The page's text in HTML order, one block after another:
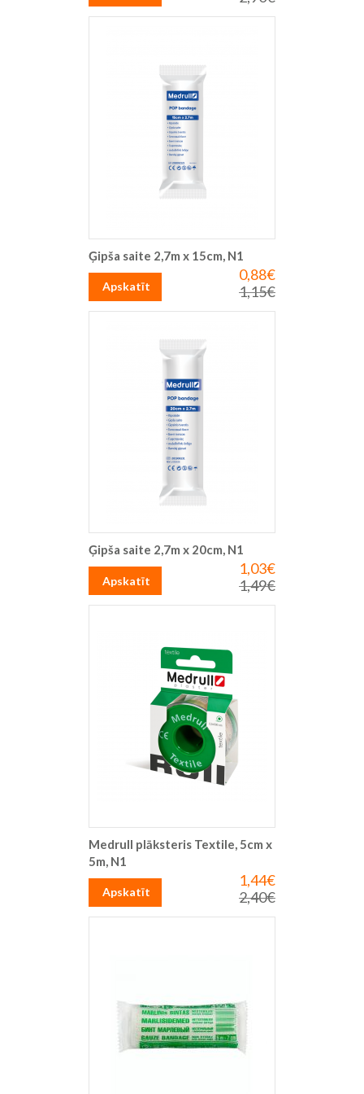
cena
Ģipša saite 2,7m x 15cm, N1
Īpaša
cena
0,88€
Parastā
cena
1,15€
Apskatīt
Ģipša saite 2,7m x 20cm, N1
Īpaša
cena
1,03€
Parastā
cena
1,49€
Apskatīt
Medrull plāksteris Textile, 5cm x
5m, N1
Īpaša
cena
1,44€
Parastā
cena
2,40€
Apskatīt